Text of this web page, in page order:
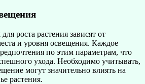
роста растения зависят от
и уровня освещения. Каждое
по этим параметрам, что
ухода. Необходимо учитывать,
могут значительно влиять на
растения.